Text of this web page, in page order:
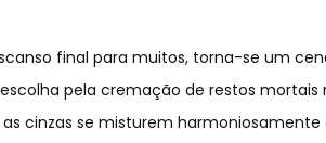
final para muitos, torna-se um
pela cremação de restos
cinzas se misturem